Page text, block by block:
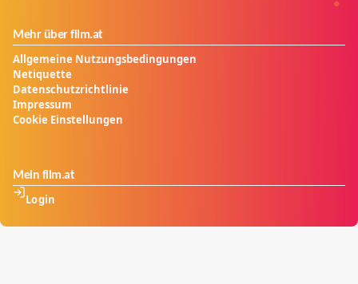
Mehr über film.at
Allgemeine Nutzungsbedingungen
Netiquette
Datenschutzrichtlinie
Impressum
Cookie Einstellungen
Mein film.at
Login